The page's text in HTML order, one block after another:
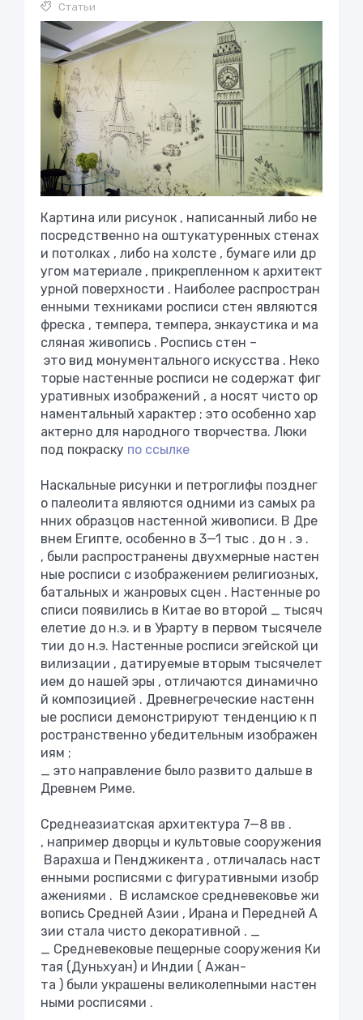
Статьи
Картина или рисунок , написанный либо не
посредственно на оштукатуренных стенах
и потолках , либо на холсте , бумаге или др
угом материале , прикрепленном к архитект
урной поверхности . Наиболее распростран
енными техниками росписи стен являются
фреска , темпера, темпера, энкаустика и ма
сляная живопись . Роспись стен –
это вид монументального искусства . Неко
торые настенные росписи не содержат фиг
уративных изображений , а носят чисто ор
наментальный характер ; это особенно хар
актерно для народного творчества. Люки
под покраску по ссылке
Наскальные рисунки и петроглифы позднег
о палеолита являются одними из самых ра
нних образцов настенной живописи. В Дре
внем Египте, особенно в 3—1 тыс . до н . э .
, были распространены двухмерные настен
ные росписи с изображением религиозных,
батальных и жанровых сцен . Настенные ро
списи появились в Китае во второй _ тысяч
елетие до н.э. и в Урарту в первом тысячеле
тии до н.э. Настенные росписи эгейской ци
вилизации , датируемые вторым тысячелет
ием до нашей эры , отличаются динамично
й композицией . Древнегреческие настенн
ые росписи демонстрируют тенденцию к п
ространственно убедительным изображен
иям ;
_ это направление было развито дальше в
Древнем Риме.
Среднеазиатская архитектура 7—8 вв .
, например дворцы и культовые сооружения
Варахша и Пенджикента , отличалась наст
енными росписями с фигуративными изобр
ажениями . В исламское средневековье жи
вопись Средней Азии , Ирана и Передней А
зии стала чисто декоративной . _
_ Средневековые пещерные сооружения Ки
тая (Дуньхуан) и Индии ( Ажан-
та ) были украшены великолепными настен
ными росписями .